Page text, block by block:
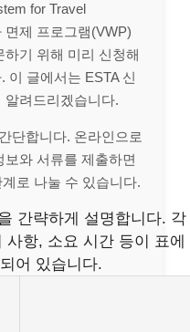
for Travel
면제 프로그램(VWP)
기 위해 미리 신청해
이 글에서는 ESTA 신
알려드리겠습니다.
단합니다. 온라인으로
와 서류를 제출하면
로 나눌 수 있습니다.
간략하게 설명합니다. 각
사항, 소요 시간 등이 표에
어 있습니다.